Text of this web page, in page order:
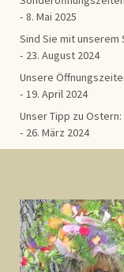
8. Mai 2025
Sind Sie mit
23. August 2024
Unsere
19. April 2024
Unser Tipp zu
26. März 2024